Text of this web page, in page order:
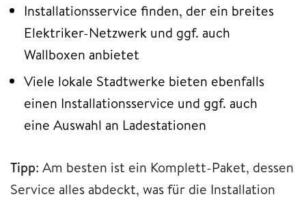
Installationsservice finden, der ein breites
Elektriker-Netzwerk und ggf. auch
Wallboxen anbietet
Viele lokale Stadtwerke bieten ebenfalls
einen Installationsservice und ggf. auch
eine Auswahl an Ladestationen
Tipp: Am besten ist ein Komplett-Paket, dessen
Service alles abdeckt, was für die Installation